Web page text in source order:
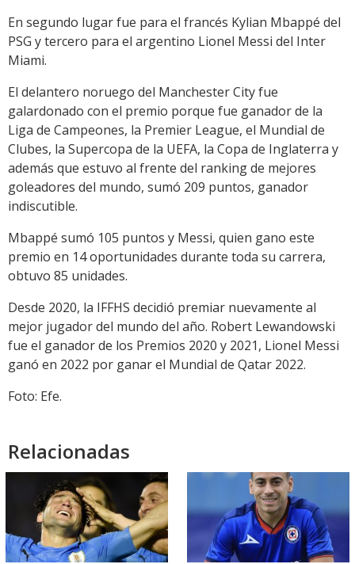
En segundo lugar fue para el francés Kylian Mbappé del
PSG y tercero para el argentino Lionel Messi del Inter
Miami.
El delantero noruego del Manchester City fue
galardonado con el premio porque fue ganador de la
Liga de Campeones, la Premier League, el Mundial de
Clubes, la Supercopa de la UEFA, la Copa de Inglaterra y
además que estuvo al frente del ranking de mejores
goleadores del mundo, sumó 209 puntos, ganador
indiscutible.
Mbappé sumó 105 puntos y Messi, quien gano este
premio en 14 oportunidades durante toda su carrera,
obtuvo 85 unidades.
Desde 2020, la IFFHS decidió premiar nuevamente al
mejor jugador del mundo del año. Robert Lewandowski
fue el ganador de los Premios 2020 y 2021, Lionel Messi
ganó en 2022 por ganar el Mundial de Qatar 2022.
Foto: Efe.
Relacionadas